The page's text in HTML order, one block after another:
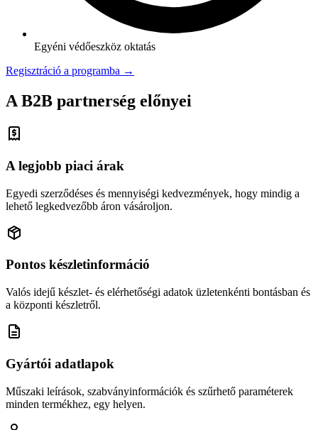
Egyéni védőeszköz oktatás
Regisztráció a programba →
A B2B partnerség előnyei
A legjobb piaci árak
Egyedi szerződéses és mennyiségi kedvezmények, hogy mindig a
lehető legkedvezőbb áron vásároljon.
Pontos készletinformáció
Valós idejű készlet- és elérhetőségi adatok üzletenkénti bontásban és
a központi készletről.
Gyártói adatlapok
Műszaki leírások, szabványinformációk és szűrhető paraméterek
minden termékhez, egy helyen.